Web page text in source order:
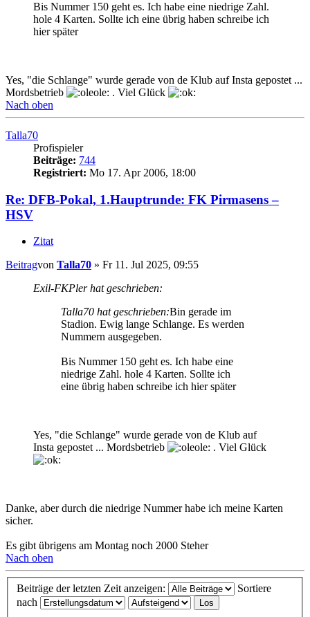
Bis Nummer 150 geht es. Ich habe eine niedrige Zahl.
hole 4 Karten. Sollte ich eine übrig haben schreibe ich
hier später
Yes, "die Schlange" wurde gerade von de Klub auf Insta gepostet ...
Mordsbetrieb
. Viel Glück
Nach oben
Talla70
Profispieler
Beiträge: 744
Registriert: Mo 17. Apr 2006, 18:00
Re: DFB-Pokal, 1.Hauptrunde: FK Pirmasens –
HSV
Zitat
Beitragvon Talla70 » Fr 11. Jul 2025, 09:55
Exil-FKPler hat geschrieben:
Talla70 hat geschrieben:Bin gerade im
Stadion. Ewig lange Schlange. Es werden
Nummern ausgegeben.
Bis Nummer 150 geht es. Ich habe eine
niedrige Zahl. hole 4 Karten. Sollte ich
eine übrig haben schreibe ich hier später
Yes, "die Schlange" wurde gerade von de Klub auf
Insta gepostet ... Mordsbetrieb
. Viel Glück
Danke, aber durch die niedrige Nummer habe ich meine Karten
sicher.
Es gibt übrigens am Montag noch 2000 Steher
Nach oben
Beiträge der letzten Zeit anzeigen:
Sortiere
nach